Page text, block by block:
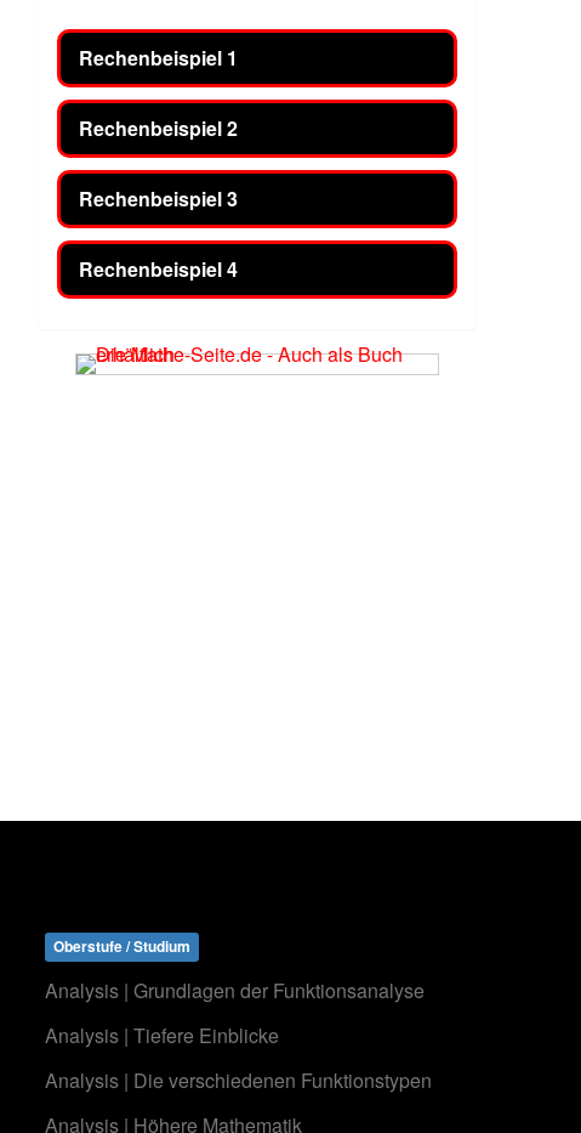
Rechenbeispiel 1
Rechenbeispiel 2
Rechenbeispiel 3
Rechenbeispiel 4
Oberstufe / Studium
Analysis | Grundlagen der Funktionsanalyse
Analysis | Tiefere Einblicke
Analysis | Die verschiedenen Funktionstypen
Analysis | Höhere Mathematik